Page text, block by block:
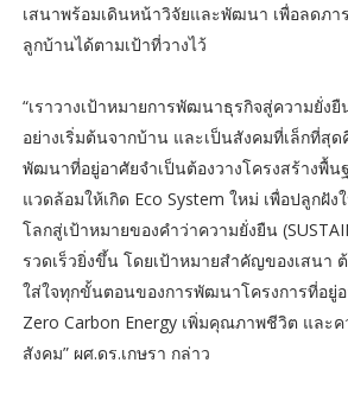
เสนาพร้อมเดินหน้าวิจัยและพัฒนา เพื่อลดภา
ลูกบ้านได้ตามเป้าที่วางไว้
“เราวางเป้าหมายการพัฒนาธุรกิจสู่ความยั่ง
อย่างเริ่มต้นจากบ้าน และเป็นสังคมที่เล็กที่สุ
พัฒนาที่อยู่อาศัยจำเป็นต้องวางโครงสร้างพื้
แวดล้อมให้เกิด Eco System ใหม่ เพื่อปลูกฝั
โลกสู่เป้าหมายของคำว่าความยั่งยืน
รวดเร็วยิ่งขึ้น โดยเป้าหมายสำคัญของเสนา
ใส่ใจทุกขั้นตอนของการพัฒนาโครงการที่อยู่
Zero Carbon Energy เพิ่มคุณภาพชีวิต และ
สังคม” ผศ.ดร.เกษรา กล่าว